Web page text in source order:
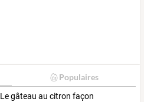
Populaires
Le gâteau au citron façon